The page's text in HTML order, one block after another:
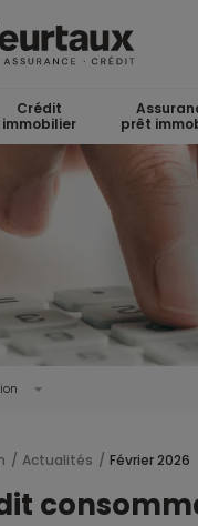
Crédit
immobilier
prêt
Actualités Février 2026